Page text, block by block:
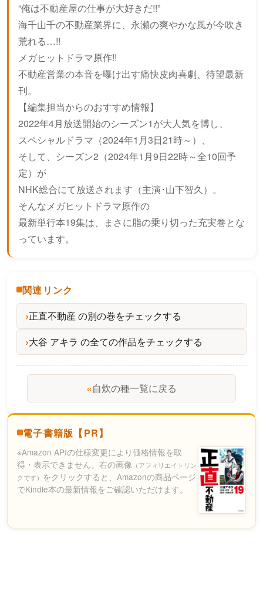
“俺は不動産屋の仕事が大好きだ!!”
海千山千の不動産業界に、永瀬の爽やかな風が今吹き
荒れる…!!
メガヒットドラマ原作!!
不動産営業の本音を曝け出す痛快皮肉喜劇、待望最新
刊。
【編集担当からのおすすめ情報】
2022年4月放送開始のシーズン1が大人気を博し、
スペシャルドラマ（2024年1月3日21時～）、
そして、シーズン2（2024年1月9日22時～全10回予
定）が
NHK総合にて放送されます（主演･山下智久）。
そんなメガヒットドラマ原作の
最新単行本19集は、まさに脂の乗り切った充実巻とな
っています。
関連リンク
正直不動産 の別の巻をチェックする
大谷 アキラ の全ての作品をチェックする
«自炊の種一覧に戻る
電子書籍版【PR】
※Amazon APIの仕様変更により価格情報を取
得・表示できません。右の画像 （アフィリエイトリン
クです） をクリックすると、Amazonの商品ページ
でKindle本の最新情報をご確認いただけます。